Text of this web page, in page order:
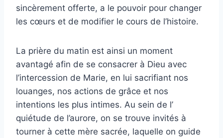
sincèrement offerte, a le pouvoir pour changer
les cœurs et de modifier le cours de l’histoire.
La prière du matin est ainsi un moment
avantagé afin de se consacrer à Dieu avec
l’intercession de Marie, en lui sacrifiant nos
louanges, nos actions de grâce et nos
intentions les plus intimes. Au sein de l’
quiétude de l’aurore, on se trouve invités à
tourner à cette mère sacrée, laquelle on guide